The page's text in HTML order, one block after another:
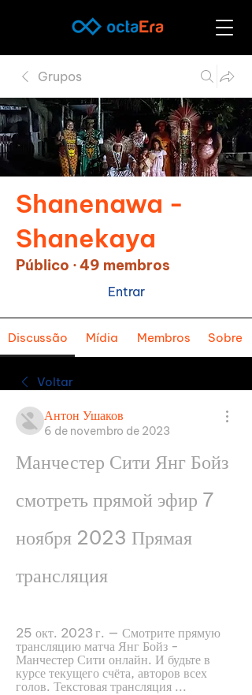
Grupos
Shanenawa -
Shanekaya
Público ·49 membros
Entrar
Discussão Mídia Membros Sobre
Voltar
Антон Ушаков
6 de novembro de 2023
Манчестер Сити Янг Бойз
смотреть прямой эфир 7
ноября 2023 Прямая
трансляция
25 окт. 2023 г. — Смотрите прямую
трансляцию матча Янг Бойз -
Манчестер Сити онлайн. И будьте в
курсе текущего счёта, авторов всех
голов. Текстовая трансляция ...